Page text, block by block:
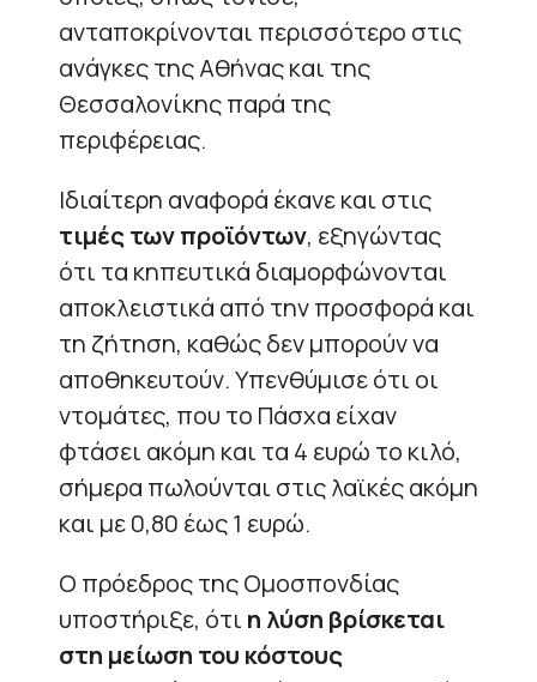
ανταποκρίνονται περισσότερο στις
ανάγκες της Αθήνας και της
Θεσσαλονίκης παρά της
περιφέρειας.
Ιδιαίτερη αναφορά έκανε και στις
τιμές των προϊόντων, εξηγώντας
ότι τα κηπευτικά διαμορφώνονται
αποκλειστικά από την προσφορά και
τη ζήτηση, καθώς δεν μπορούν να
αποθηκευτούν. Υπενθύμισε ότι οι
ντομάτες, που το Πάσχα είχαν
φτάσει ακόμη και τα 4 ευρώ το κιλό,
σήμερα πωλούνται στις λαϊκές ακόμη
και με 0,80 έως 1 ευρώ.
Ο πρόεδρος της Ομοσπονδίας
υποστήριξε, ότι η λύση βρίσκεται
στη μείωση του κόστους